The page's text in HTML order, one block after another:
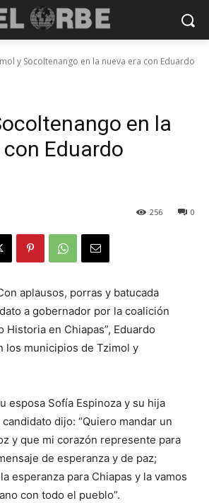
y Socoltenango en la nueva era con Eduardo
en la
Eduardo
0
256
aplausos, porras y batucada
a gobernador por la coalición
Historia en Chiapas”, Eduardo
los municipios de Tzimol y
esposa Sofía Espinoza y su hija
dijo: “Quiero mandar un
y que mi corazón represente para
de esperanza y de paz;
esperanza para Chiapas y la vamos
con todo el pueblo”.